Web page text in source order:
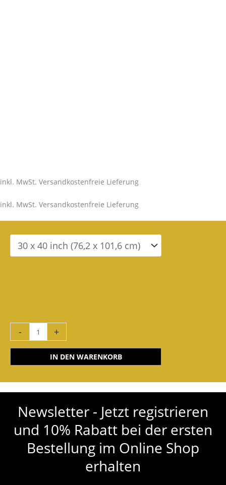
inkl. MwSt. Versandkostenfreie Lieferung
inkl. MwSt. Versandkostenfreie Lieferung
- +
IN DEN WARENKORB
Newsletter - Jetzt registrieren
und 10% Rabatt bei der ersten
Bestellung im Online Shop
erhalten